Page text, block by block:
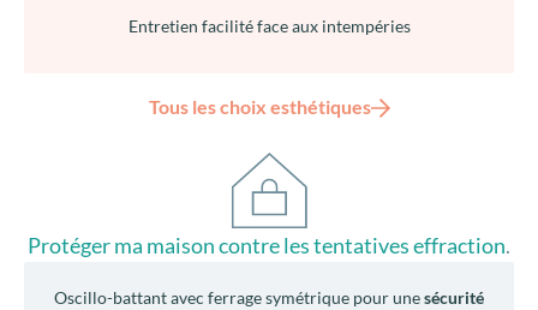
Entretien facilité face aux intempéries
Tous les choix esthétiques
Protéger ma maison contre les tentatives effraction.
Oscillo-battant avec ferrage symétrique pour unesécurité